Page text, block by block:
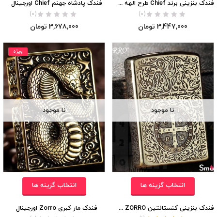
فندک بنزینی برند Chief طرح الهه یونان اورجینال
(0)
3,447,000 تومان
فندک پادشاه جهنم Chief اورجینال
(0)
3,678,000 تومان
نا موجود
انتخاب گزینه ها
فندک بنزینی کنستانتین ZORRO (جعبه چوبی)
ویژه
نا موجود
انتخاب گزینه ها
فندک مار کبری Zorro اورجینال